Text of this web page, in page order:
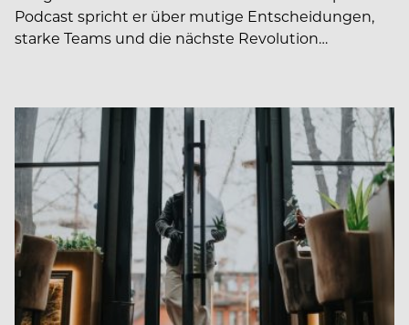
Podcast spricht er über mutige Entscheidungen,
starke Teams und die nächste Revolution…